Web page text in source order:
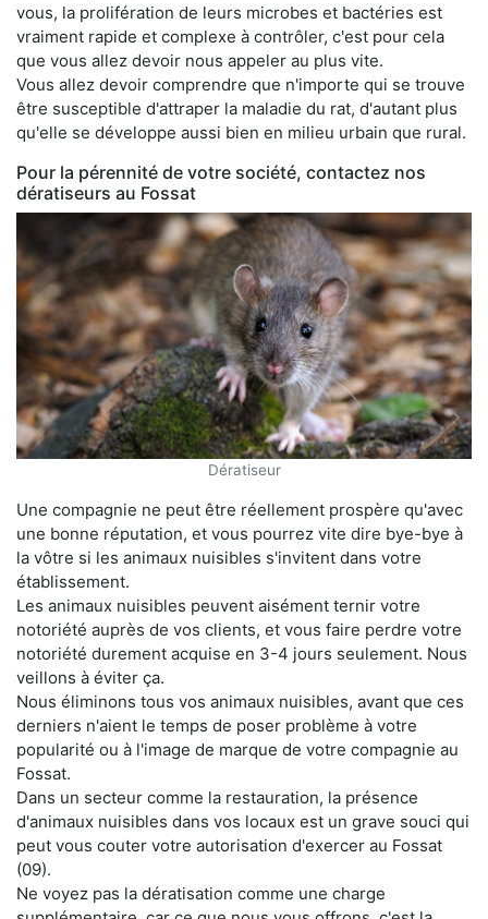
vous, la prolifération de leurs microbes et bactéries est
vraiment rapide et complexe à contrôler, c'est pour cela
que vous allez devoir nous appeler au plus vite.
Vous allez devoir comprendre que n'importe qui se trouve
être susceptible d'attraper la maladie du rat, d'autant plus
qu'elle se développe aussi bien en milieu urbain que rural.
Pour la pérennité de votre société, contactez nos
dératiseurs au Fossat
Dératiseur
Une compagnie ne peut être réellement prospère qu'avec
une bonne réputation, et vous pourrez vite dire bye-bye à
la vôtre si les animaux nuisibles s'invitent dans votre
établissement.
Les animaux nuisibles peuvent aisément ternir votre
notoriété auprès de vos clients, et vous faire perdre votre
notoriété durement acquise en 3-4 jours seulement. Nous
veillons à éviter ça.
Nous éliminons tous vos animaux nuisibles, avant que ces
derniers n'aient le temps de poser problème à votre
popularité ou à l'image de marque de votre compagnie au
Fossat.
Dans un secteur comme la restauration, la présence
d'animaux nuisibles dans vos locaux est un grave souci qui
peut vous couter votre autorisation d'exercer au Fossat
(09).
Ne voyez pas la dératisation comme une charge